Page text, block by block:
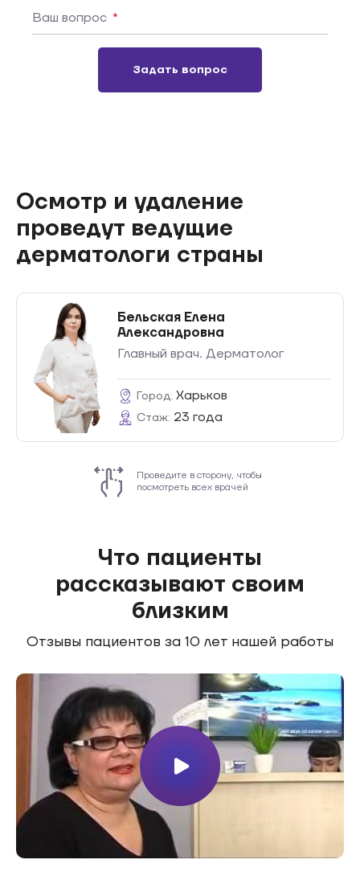
Ваш вопрос *
Задать вопрос
Осмотр и удаление
проведут ведущие
дерматологи страны
Главный врач. Дерматолог
Бельская Елена
Александровна
Город: Харьков
Стаж: 23 года
Проведите в сторону, чтобы
посмотреть всех врачей
Что пациенты
рассказывают своим
близким
Отзывы пациентов за 10 лет нашей работы